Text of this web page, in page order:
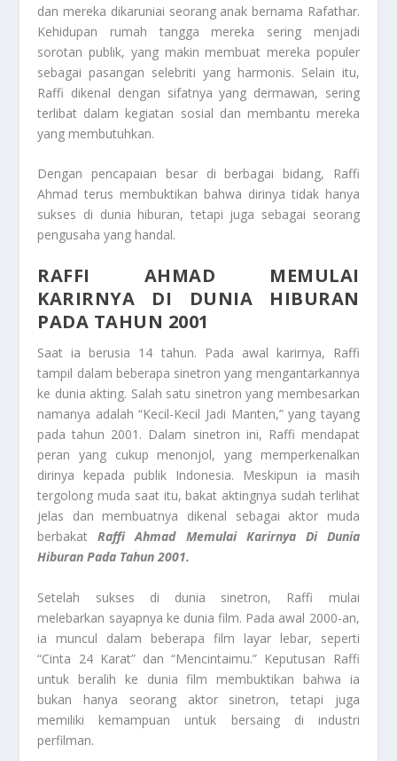
dan mereka dikaruniai seorang anak bernama Rafathar.
Kehidupan rumah tangga mereka sering menjadi
sorotan publik, yang makin membuat mereka populer
sebagai pasangan selebriti yang harmonis. Selain itu,
Raffi dikenal dengan sifatnya yang dermawan, sering
terlibat dalam kegiatan sosial dan membantu mereka
yang membutuhkan.
Dengan pencapaian besar di berbagai bidang, Raffi
Ahmad terus membuktikan bahwa dirinya tidak hanya
sukses di dunia hiburan, tetapi juga sebagai seorang
pengusaha yang handal.
RAFFI AHMAD MEMULAI
KARIRNYA DI DUNIA HIBURAN
PADA TAHUN 2001
Saat ia berusia 14 tahun. Pada awal karirnya, Raffi
tampil dalam beberapa sinetron yang mengantarkannya
ke dunia akting. Salah satu sinetron yang membesarkan
namanya adalah “Kecil-Kecil Jadi Manten,” yang tayang
pada tahun 2001. Dalam sinetron ini, Raffi mendapat
peran yang cukup menonjol, yang memperkenalkan
dirinya kepada publik Indonesia. Meskipun ia masih
tergolong muda saat itu, bakat aktingnya sudah terlihat
jelas dan membuatnya dikenal sebagai aktor muda
berbakat
Raffi Ahmad Memulai Karirnya Di Dunia
Hiburan Pada Tahun 2001.
Setelah sukses di dunia sinetron, Raffi mulai
melebarkan sayapnya ke dunia film. Pada awal 2000-an,
ia muncul dalam beberapa film layar lebar, seperti
“Cinta 24 Karat” dan “Mencintaimu.” Keputusan Raffi
untuk beralih ke dunia film membuktikan bahwa ia
bukan hanya seorang aktor sinetron, tetapi juga
memiliki kemampuan untuk bersaing di industri
perfilman.